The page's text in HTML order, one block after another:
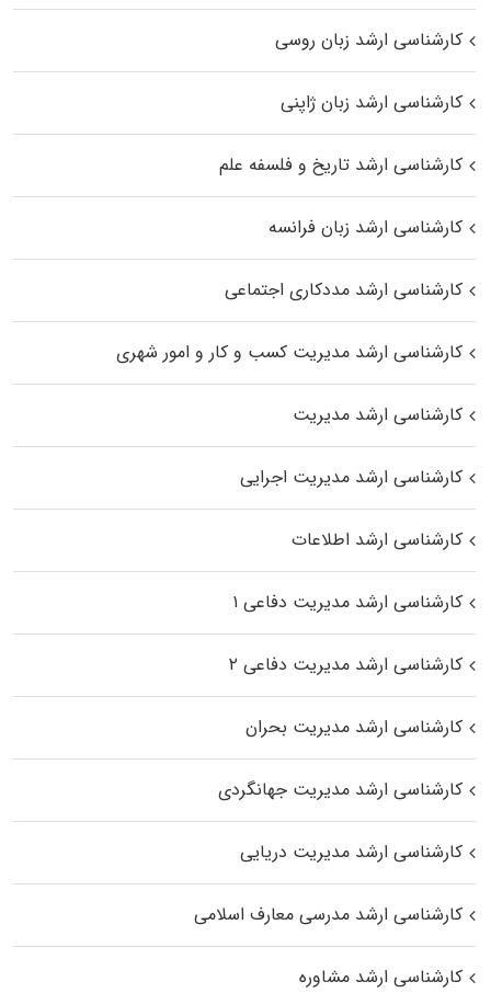
کارشناسی ارشد زبان روسی
کارشناسی ارشد زبان ژاپنی
کارشناسی ارشد تاریخ و فلسفه علم
کارشناسی ارشد زبان فرانسه
کارشناسی ارشد مددکاری اجتماعی
کارشناسی ارشد مدیریت کسب و کار و امور شهری
کارشناسی ارشد مدیریت
کارشناسی ارشد مدیریت اجرایی
کارشناسی ارشد اطلاعات
کارشناسی ارشد مدیریت دفاعی ۱
کارشناسی ارشد مدیریت دفاعی ۲
کارشناسی ارشد مدیریت بحران
کارشناسی ارشد مدیریت جهانگردی
کارشناسی ارشد مدیریت دریایی
کارشناسی ارشد مدرسی معارف اسلامی
کارشناسی ارشد مشاوره